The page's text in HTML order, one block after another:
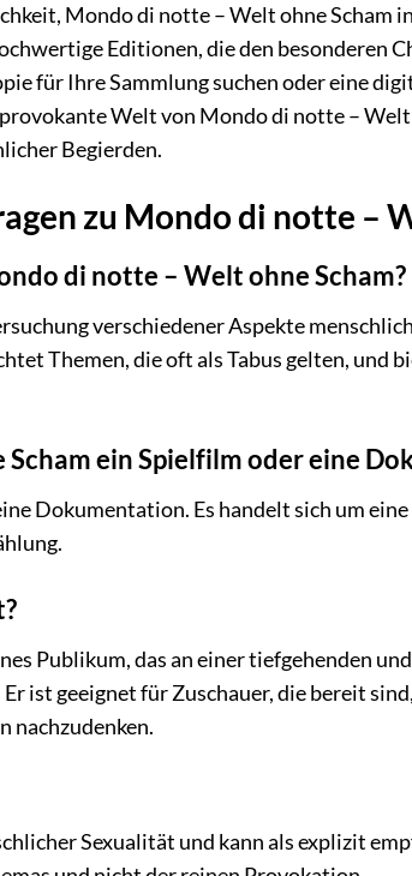
Mondo di notte – Welt ohne Scham
Editionen, die den besonderen
für Ihre Sammlung suchen oder eine
Welt von Mondo di notte –
Begierden.
zu Mondo di notte –
di notte – Welt ohne Scham?
verschiedener Aspekte
Themen, die oft als Tabus gelten, und
ein Spielfilm oder eine
Dokumentation. Es handelt sich um
Publikum, das an einer tiefgehenden
ist geeignet für Zuschauer, die bereit
nachzudenken.
Sexualität und kann als explizit